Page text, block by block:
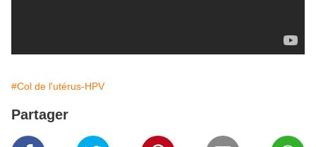
#Col de l'utérus-HPV
Partager